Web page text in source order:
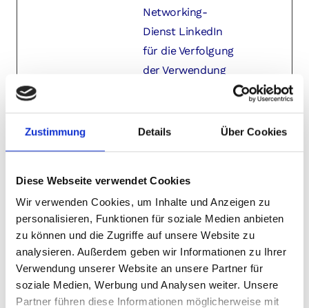
Zustimmung Details Über Cookies
Diese Webseite verwendet Cookies
Wir verwenden Cookies, um Inhalte und Anzeigen zu
personalisieren, Funktionen für soziale Medien anbieten
zu können und die Zugriffe auf unsere Website zu
analysieren. Außerdem geben wir Informationen zu Ihrer
Verwendung unserer Website an unsere Partner für
soziale Medien, Werbung und Analysen weiter. Unsere
Partner führen diese Informationen möglicherweise mit
Networking-
Dienst LinkedIn
für die Verfolgung
der Verwendung
von eingebetteten
LAST_RES
ULT_ENTR
Y_KEY
YouTube
Wird verwendet,
um die Interaktion
der Nutzer mit
Inhalten zu
verfolgen.
Sitzun
g
lastExtern
alReferrer
Meta
, Inc.
Ermittelt, wie der
erreicht hat,
Bestän